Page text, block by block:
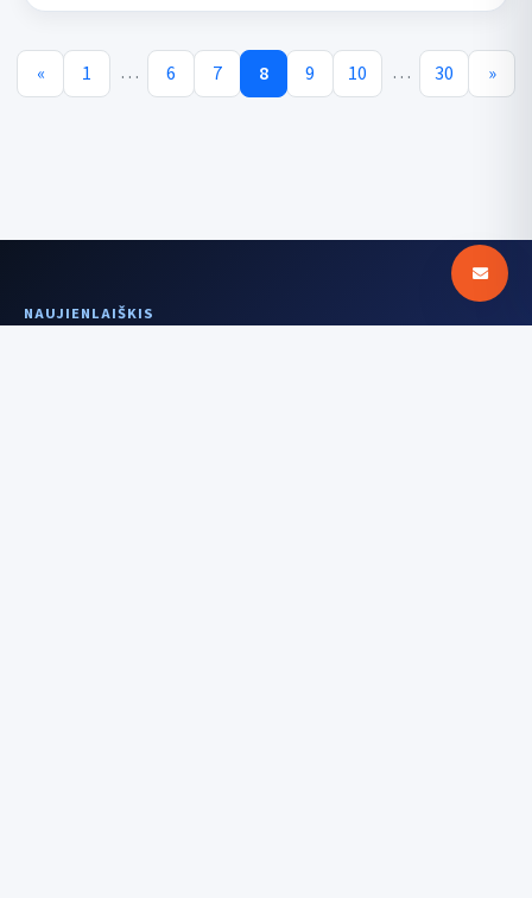
« 1 … 6 7 8 9 10 … 30 »
NAUJIENLAIŠKIS